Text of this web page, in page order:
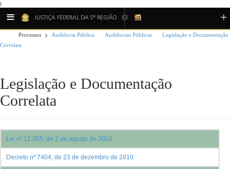
i
Processos Audiência Pública Audiências Públicas
Legislação e Documentação
Correlata
Legislação e Documentação
Correlata
Lei nº 12.305, de 2 de agosto de 2010
Decreto nº 7404, de 23 de dezembro de 2010